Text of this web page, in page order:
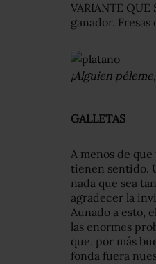
VARIANTE
ganador.
¡Alguien
GALLETAS
A menos de
tienen sentido.
nada que sea
agradecer la
Aunado a esto,
las enormes
que, por más
fonda fuera